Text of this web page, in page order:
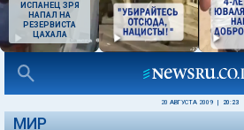
ИСПАНЕЦ ЗРЯ
НАПАЛ НА
РЕЗЕРВИСТА
ЦАХАЛА
20 АВГУСТА 2009 20:23
МИР